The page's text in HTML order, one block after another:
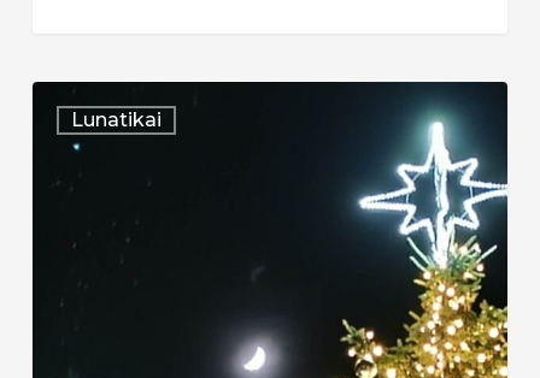
Lunatikai
(Po)Šventinis
Lunatikų
žygis